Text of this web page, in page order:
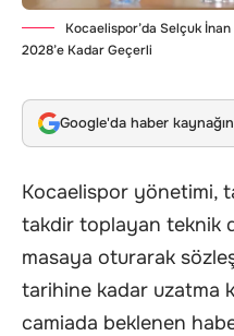
Kocaelispor’da Selçuk İnan
2028’e Kadar Geçerli
Google'da haber
Kocaelispor yönetimi,
takdir toplayan teknik
masaya oturarak
tarihine kadar uzatma
camiada beklenen